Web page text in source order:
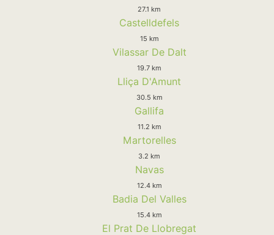
27.1 km
Castelldefels
15 km
Vilassar De Dalt
19.7 km
Lliça D'Amunt
30.5 km
Gallifa
11.2 km
Martorelles
3.2 km
Navas
12.4 km
Badia Del Valles
15.4 km
El Prat De Llobregat